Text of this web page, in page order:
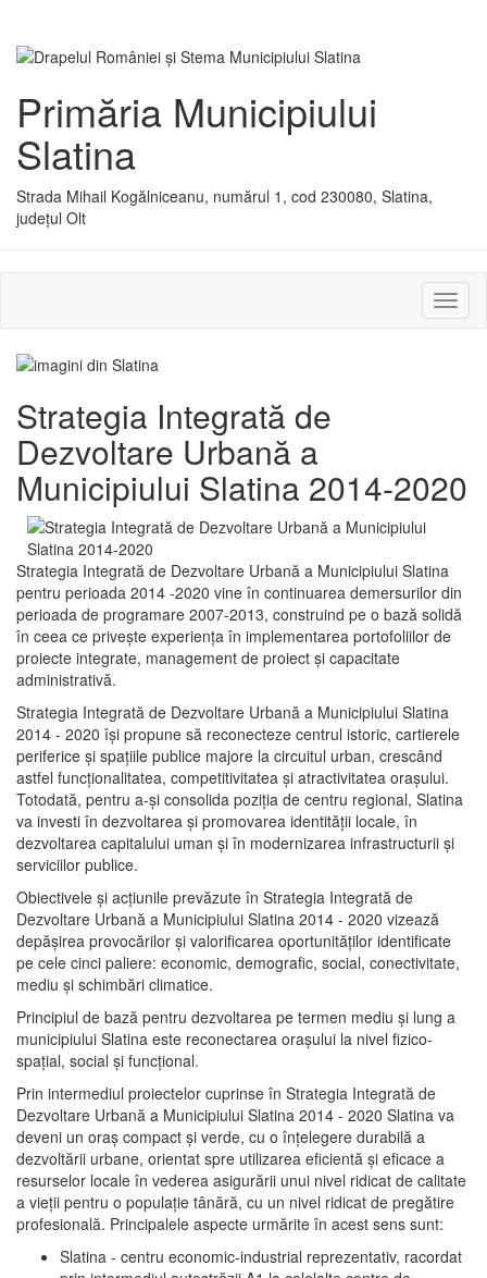
Primăria Municipiului
Slatina
Strada Mihail Kogălniceanu, numărul 1, cod 230080, Slatina,
județul Olt
sau
Strategia Integrată de
Dezvoltare Urbană a
Municipiului Slatina 2014-2020
Strategia Integrată de Dezvoltare Urbană a Municipiului Slatina
pentru perioada 2014 -2020 vine în continuarea demersurilor din
perioada de programare 2007-2013, construind pe o bază solidă
în ceea ce priveşte experienţa în implementarea portofoliilor de
proiecte integrate, management de proiect și capacitate
administrativă.
Strategia Integrată de Dezvoltare Urbană a Municipiului Slatina
2014 - 2020 își propune să reconecteze centrul istoric, cartierele
periferice şi spaţiile publice majore la circuitul urban, crescând
astfel funcţionalitatea, competitivitatea şi atractivitatea oraşului.
Totodată, pentru a-şi consolida poziţia de centru regional, Slatina
va investi în dezvoltarea şi promovarea identităţii locale, în
dezvoltarea capitalului uman şi în modernizarea infrastructurii şi
serviciilor publice.
Obiectivele şi acţiunile prevăzute în Strategia Integrată de
Dezvoltare Urbană a Municipiului Slatina 2014 - 2020 vizează
depășirea provocărilor şi valorificarea oportunităţilor identificate
pe cele cinci paliere: economic, demografic, social, conectivitate,
mediu şi schimbări climatice.
Principiul de bază pentru dezvoltarea pe termen mediu şi lung a
municipiului Slatina este reconectarea oraşului la nivel fizico-
spaţial, social şi funcţional.
Prin intermediul proiectelor cuprinse în Strategia Integrată de
Dezvoltare Urbană a Municipiului Slatina 2014 - 2020 Slatina va
deveni un oraş compact şi verde, cu o înţelegere durabilă a
dezvoltării urbane, orientat spre utilizarea eficientă şi eficace a
resurselor locale în vederea asigurării unui nivel ridicat de calitate
a vieţii pentru o populaţie tânără, cu un nivel ridicat de pregătire
profesională. Principalele aspecte urmărite în acest sens sunt:
Slatina - centru economic-industrial reprezentativ, racordat